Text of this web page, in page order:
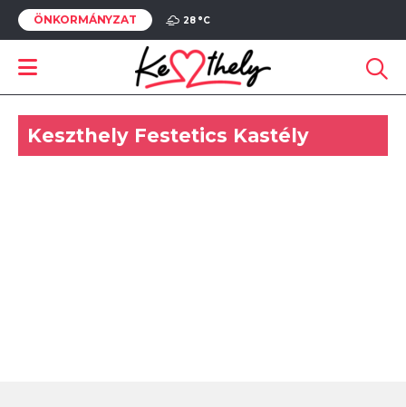
ÖNKORMÁNYZAT 28 °C
Keszthely Festetics Kastély